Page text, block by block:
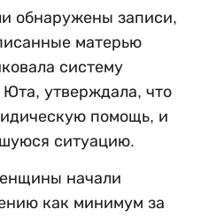
обнаружены записи,
матерью
систему
утверждала, что
помощь, и
ситуацию.
начали
как минимум за